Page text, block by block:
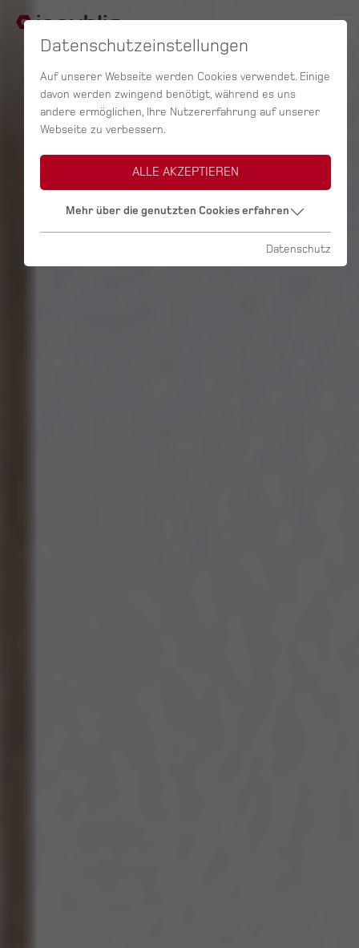
Datenschutzeinstellungen
Auf unserer Webseite werden Cookies verwendet. Einige
davon werden zwingend benötigt, während es uns
andere ermöglichen, Ihre Nutzererfahrung auf unserer
Webseite zu verbessern.
ALLE AKZEPTIEREN
Mehr über die genutzten Cookies erfahren
Datenschutz